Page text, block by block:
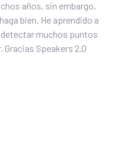
años, sin embargo,
bien. He aprendido a
muchos puntos
Gracias Speakers 2.0